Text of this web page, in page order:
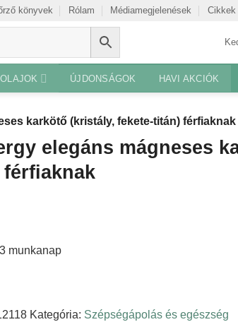
könyvek Rólam Médiamegjelenések Cikkek
ÚJDONSÁGOK HAVI AKCIÓK
karkötő (kristály, fekete-titán) férfiaknak
elegáns mágneses
munkanap
Kategória: Szépségápolás és egészség